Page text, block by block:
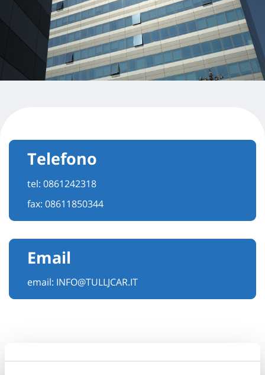
Telefono
tel: 0861242318
fax: 08611850344
Email
email: INFO@TULLJCAR.IT